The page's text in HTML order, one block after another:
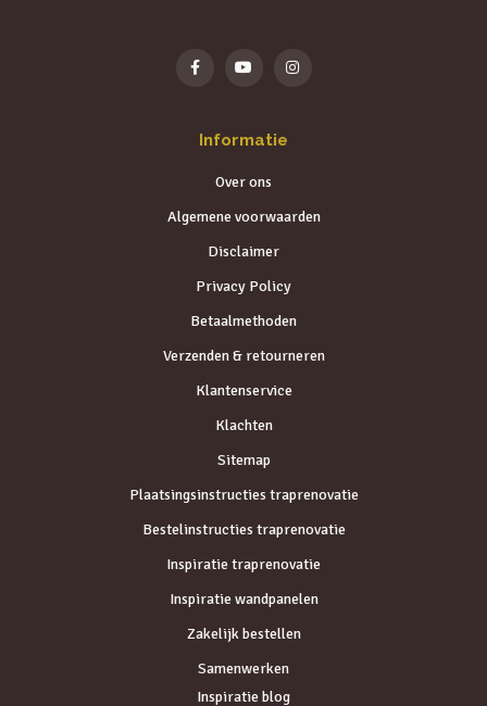
Informatie
Over ons
Algemene voorwaarden
Disclaimer
Privacy Policy
Betaalmethoden
Verzenden & retourneren
Klantenservice
Klachten
Sitemap
Plaatsingsinstructies traprenovatie
Bestelinstructies traprenovatie
Inspiratie traprenovatie
Inspiratie wandpanelen
Zakelijk bestellen
Samenwerken
Inspiratie blog